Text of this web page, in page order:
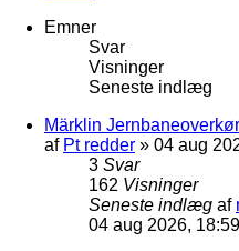
Emner
Svar
Visninger
Seneste indlæg
Märklin
af Pt redder » 04 aug
3 Svar
162 Visninger
Seneste indlæg af
04 aug 2026, 18:59